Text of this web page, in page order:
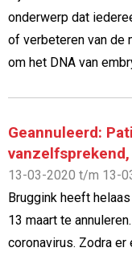
onderwerp dat
of verbeteren van de
om het DNA van
Geannuleerd:
13-03-2020 t/m 13-
Bruggink heeft
13 maart te
coronavirus. Zodra er